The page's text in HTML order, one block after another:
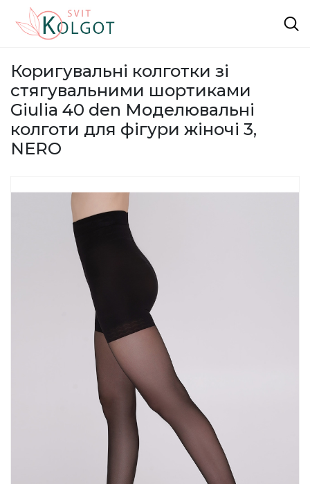
Коригувальні колготки зі
стягувальними шортиками
Giulia 40 den Моделювальні
колготи для фігури жіночі 3,
NERO